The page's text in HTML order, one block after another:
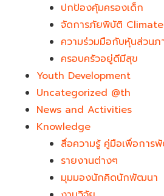
ปกป้องคุ้มครองเด็ก
จัดการภัยพิบัติ
ความร่วมมือกับหุ้นส่วนภ
ครอบครัวอยู่ดีมีสุข
Youth Development​
Uncategorized @th
News and Activities
Knowledge
สื่อความรู้ คู่มือเพื่อการ
รายงานต่างๆ
มุมมองนักคิดนักพัฒนา